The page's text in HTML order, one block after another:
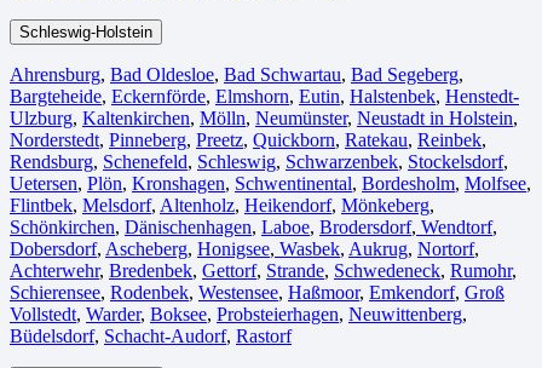
Schleswig-Holstein
Ahrensburg, Bad Oldesloe, Bad Schwartau, Bad Segeberg,
Bargteheide, Eckernförde, Elmshorn, Eutin, Halstenbek, Henstedt-
Ulzburg, Kaltenkirchen, Mölln, Neumünster, Neustadt in Holstein,
Norderstedt, Pinneberg, Preetz, Quickborn, Ratekau, Reinbek,
Rendsburg, Schenefeld, Schleswig, Schwarzenbek, Stockelsdorf,
Uetersen, Plön, Kronshagen, Schwentinental, Bordesholm, Molfsee,
Flintbek, Melsdorf, Altenholz, Heikendorf, Mönkeberg,
Schönkirchen, Dänischenhagen, Laboe, Brodersdorf, Wendtorf,
Dobersdorf, Ascheberg, Honigsee, Wasbek, Aukrug, Nortorf,
Achterwehr, Bredenbek, Gettorf, Strande, Schwedeneck, Rumohr,
Schierensee, Rodenbek, Westensee, Haßmoor, Emkendorf, Groß
Vollstedt, Warder, Boksee, Probsteierhagen, Neuwittenberg,
Büdelsdorf, Schacht-Audorf, Rastorf